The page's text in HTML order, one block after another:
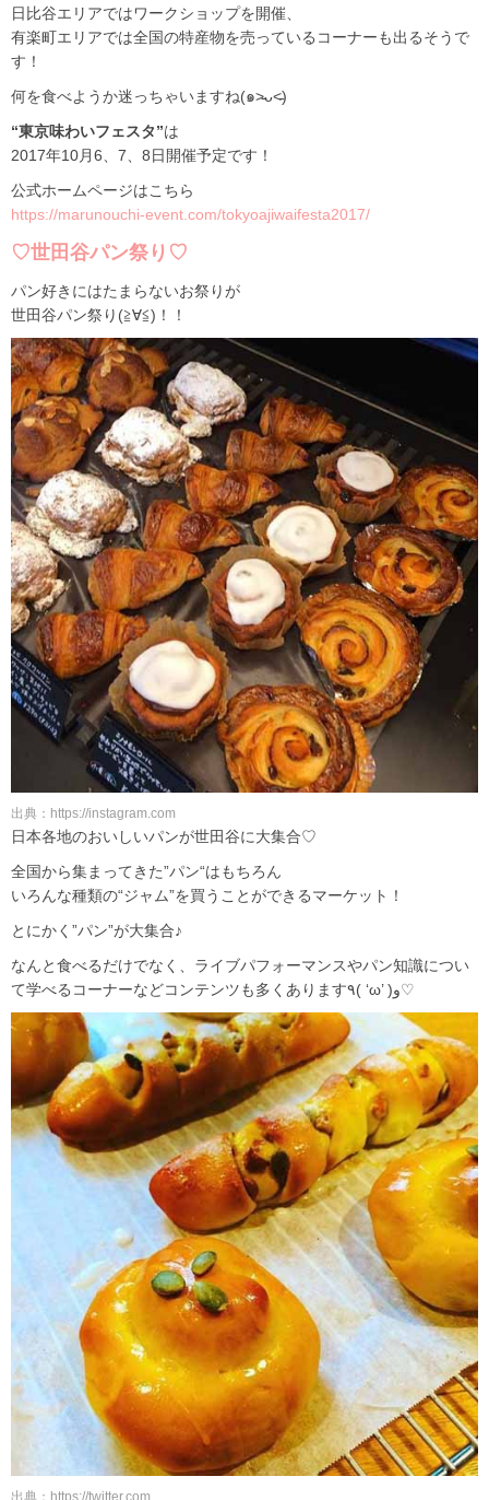
日比谷エリアではワークショップを開催、
有楽町エリアでは全国の特産物を売っているコーナーも出るそうで
す！
何を食べようか迷っちゃいますね(๑˃̵ᴗ˂̵)
“東京味わいフェスタ”は
2017年10月6、7、8日開催予定です！
公式ホームページはこちら
https://marunouchi-event.com/tokyoajiwaifesta2017/
♡世田谷パン祭り♡
パン好きにはたまらないお祭りが
世田谷パン祭り(≧∀≦)！！
出典：https://instagram.com
日本各地のおいしいパンが世田谷に大集合♡
全国から集まってきた”パン“はもちろん
いろんな種類の“ジャム”を買うことができるマーケット！
とにかく”パン”が大集合♪
なんと食べるだけでなく、ライブパフォーマンスやパン知識につい
て学べるコーナーなどコンテンツも多くあります٩( ‘ω’ )و♡
出典：https://twitter.com